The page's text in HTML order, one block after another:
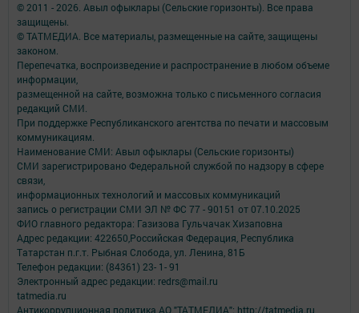
© 2011 - 2026. Авыл офыклары (Сельские горизонты). Все права
защищены.
© ТАТМЕДИА. Все материалы, размещенные на сайте, защищены
законом.
Перепечатка, воспроизведение и распространение в любом объеме
информации,
размещенной на сайте, возможна только с письменного согласия
редакций СМИ.
При поддержке Республиканского агентства по печати и массовым
коммуникациям.
Наименование СМИ: Авыл офыклары (Сельские горизонты)
СМИ зарегистрировано Федеральной службой по надзору в сфере
связи,
информационных технологий и массовых коммуникаций
запись о регистрации СМИ ЭЛ № ФС 77 - 90151 от 07.10.2025
ФИО главного редактора: Газизова Гульчачак Хизаповна
Адрес редакции: 422650,Российская Федерация, Республика
Татарстан п.г.т. Рыбная Слобода, ул. Ленина, 81Б
Телефон редакции: (84361) 23- 1- 91
Электронный адрес редакции: redrs@mail.ru
tatmedia.ru
Антикоррупционная политика АО "ТАТМЕДИА": http://tatmedia.ru